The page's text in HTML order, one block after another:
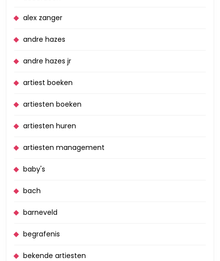
alex zanger
andre hazes
andre hazes jr
artiest boeken
artiesten boeken
artiesten huren
artiesten management
baby's
bach
barneveld
begrafenis
bekende artiesten